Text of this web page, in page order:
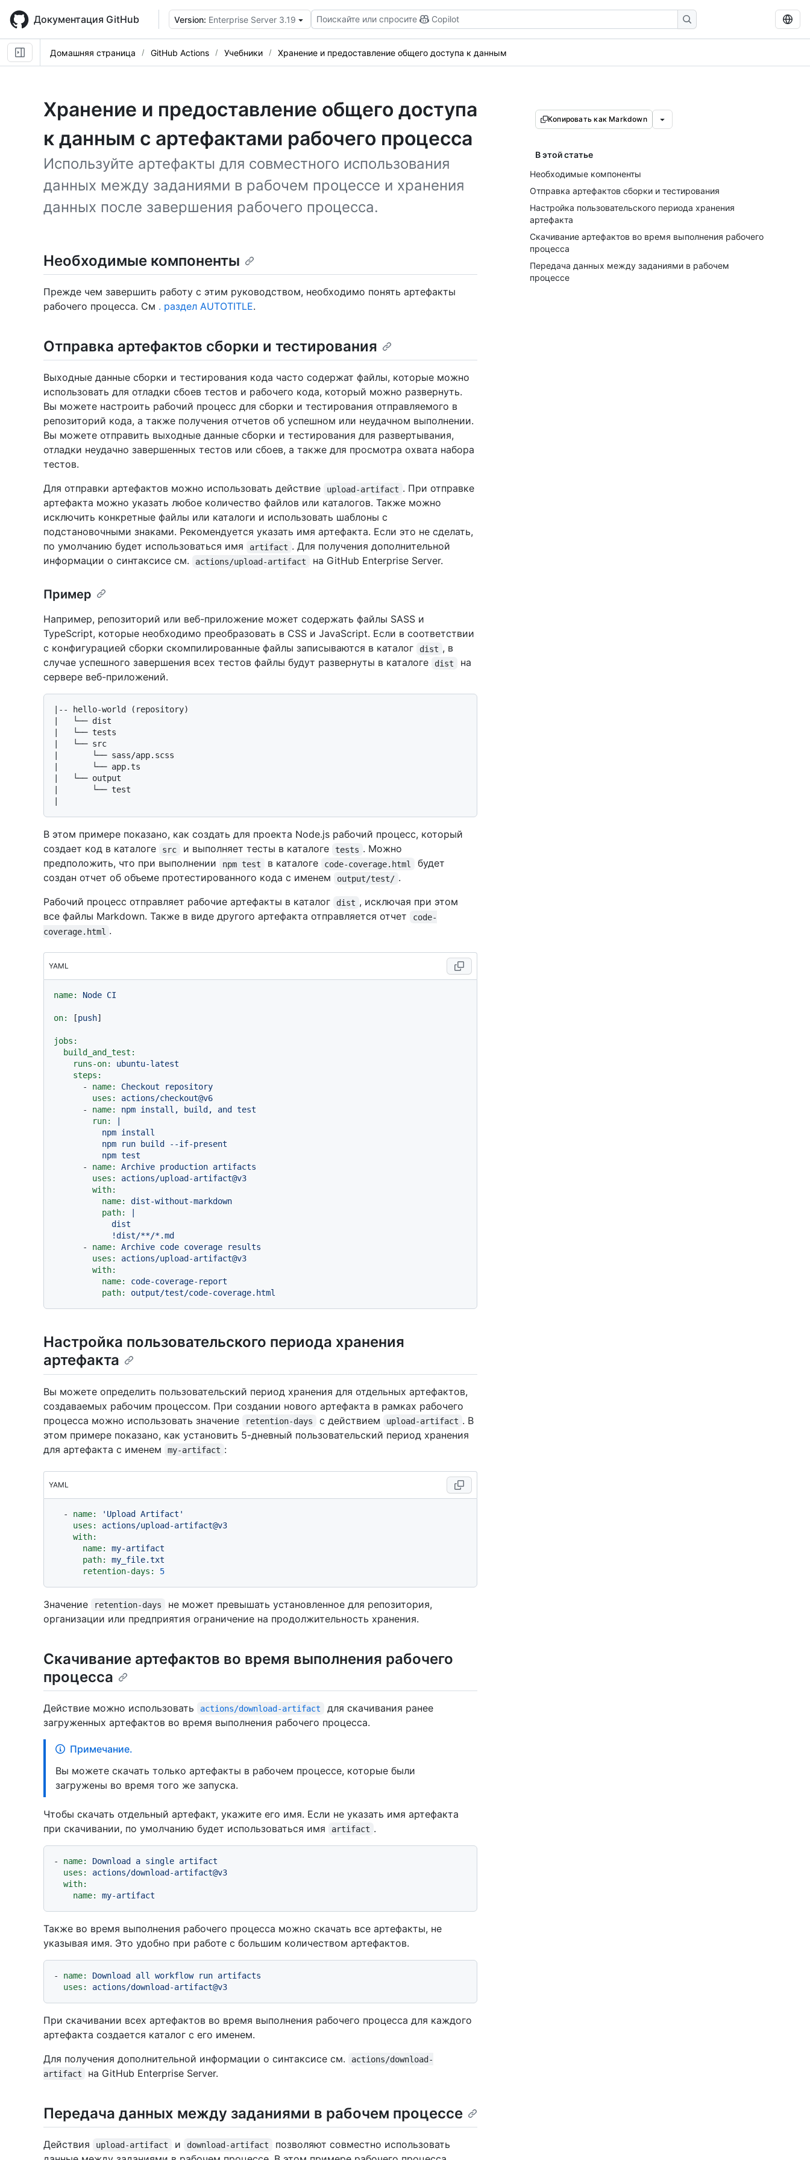
main
content
Документация GitHub Version: Enterprise Server 3.19 Поискайте или спросите Copilot
Домашняя страница GitHub Actions Учебники Хранение и предоставление общего доступа к данным
Хранение и предоставление общего доступа
к данным с артефактами рабочего процесса
Используйте артефакты для совместного использования
данных между заданиями в рабочем процессе и хранения
данных после завершения рабочего процесса.
Копировать как Markdown
В этой статье
Необходимые компоненты
Отправка артефактов сборки и тестирования
Настройка пользовательского периода хранения
артефакта
Скачивание артефактов во время выполнения рабочего
процесса
Передача данных между заданиями в рабочем
процессе
Необходимые компоненты
Прежде чем завершить работу с этим руководством, необходимо понять артефакты
рабочего процесса. См . раздел AUTOTITLE.
Отправка артефактов сборки и тестирования
Выходные данные сборки и тестирования кода часто содержат файлы, которые можно
использовать для отладки сбоев тестов и рабочего кода, который можно развернуть.
Вы можете настроить рабочий процесс для сборки и тестирования отправляемого в
репозиторий кода, а также получения отчетов об успешном или неудачном выполнении.
Вы можете отправить выходные данные сборки и тестирования для развертывания,
отладки неудачно завершенных тестов или сбоев, а также для просмотра охвата набора
тестов.
Для отправки артефактов можно использовать действие
upload-artifact . При отправке
артефакта можно указать любое количество файлов или каталогов. Также можно
исключить конкретные файлы или каталоги и использовать шаблоны с
подстановочными знаками. Рекомендуется указать имя артефакта. Если это не сделать,
по умолчанию будет использоваться имя
artifact . Для получения дополнительной
информации о синтаксисе см.
actions/upload-artifact на GitHub Enterprise Server.
Пример
Например, репозиторий или веб-приложение может содержать файлы SASS и
TypeScript, которые необходимо преобразовать в CSS и JavaScript. Если в соответствии
с конфигурацией сборки скомпилированные файлы записываются в каталог
dist , в
случае успешного завершения всех тестов файлы будут развернуты в каталоге
dist
на
сервере веб-приложений.
|-- hello-world (repository)
|   └── dist
|   └── tests
|   └── src
|       └── sass/app.scss
|       └── app.ts
|   └── output
|       └── test
В этом примере показано, как создать для проекта Node.js рабочий процесс, который
создает код в каталоге
src и выполняет тесты в каталоге tests . Можно
предположить, что при выполнении
npm test в каталоге code-coverage.html
будет
создан отчет об объеме протестированного кода с именем
output/test/ .
Рабочий процесс отправляет рабочие артефакты в каталог
dist , исключая при этом
все файлы Markdown. Также в виде другого артефакта отправляется отчет
code-
coverage.html .
YAML
name: Node CI
on: [push]
jobs:
build_and_test:
runs-on:
ubuntu-latest
steps:
-
name: Checkout
repository
uses:
actions/checkout@v6
-
name: npm install, build, and
test
run:
-
name: Archive production artifacts
uses:
actions/upload-artifact@v3
with:
name:
dist-without-markdown
path:
-
name: Archive code coverage
results
uses:
actions/upload-artifact@v3
with:
name:
code-coverage-report
path:
output/test/code-coverage.html
Настройка пользовательского периода хранения
артефакта
Вы можете определить пользовательский период хранения для отдельных артефактов,
создаваемых рабочим процессом. При создании нового артефакта в рамках рабочего
процесса можно использовать значение
retention-days с действием upload-artifact . В
этом примере показано, как установить 5-дневный пользовательский период хранения
для артефакта с именем
my-artifact :
YAML
- name:
'Upload Artifact'
uses:
actions/upload-artifact@v3
with:
name:
my-artifact
path:
my_file.txt
retention-days:
5
Значение retention-days
не может превышать установленное для репозитория,
организации или предприятия ограничение на продолжительность хранения.
Скачивание артефактов во время выполнения рабочего
процесса
Действие можно использовать actions/download-artifact
для скачивания ранее
загруженных артефактов во время выполнения рабочего процесса.
Примечание.
Вы можете скачать только артефакты в рабочем процессе, которые были
загружены во время того же запуска.
Чтобы скачать отдельный артефакт, укажите его имя. Если не указать имя артефакта
при скачивании, по умолчанию будет использоваться имя
artifact .
- name: Download a single artifact
uses:
actions/download-artifact@v3
with:
name:
my-artifact
Также во время выполнения рабочего процесса можно скачать все артефакты, не
указывая имя. Это удобно при работе с большим количеством артефактов.
- name: Download all workflow run artifacts
uses:
actions/download-artifact@v3
При скачивании всех артефактов во время выполнения рабочего процесса для каждого
артефакта создается каталог с его именем.
Для получения дополнительной информации о синтаксисе см.
actions/download-
artifact
на GitHub Enterprise Server.
Передача данных между заданиями в рабочем процессе
Действия upload-artifact и download-artifact
позволяют совместно использовать